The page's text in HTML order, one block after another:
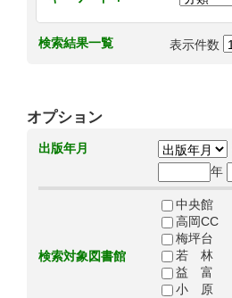
検索結果一覧 表示件数
オプション
出版年月
年
検索対象図書館
中央館
高岡CC
梅坪台
若 林
益 富
小 原